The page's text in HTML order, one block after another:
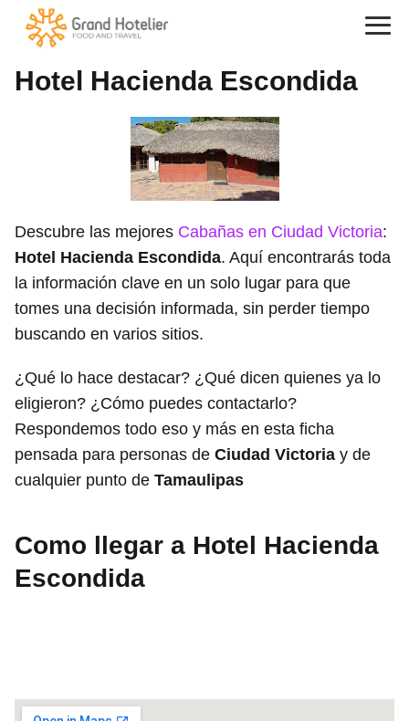
Hotel Hacienda Escondida
Descubre las mejores Cabañas en Ciudad Victoria:
Hotel Hacienda Escondida. Aquí encontrarás toda
la información clave en un solo lugar para que
tomes una decisión informada, sin perder tiempo
buscando en varios sitios.
¿Qué lo hace destacar? ¿Qué dicen quienes ya lo
eligieron? ¿Cómo puedes contactarlo?
Respondemos todo eso y más en esta ficha
pensada para personas de Ciudad Victoria y de
cualquier punto de Tamaulipas
Como llegar a Hotel Hacienda
Escondida